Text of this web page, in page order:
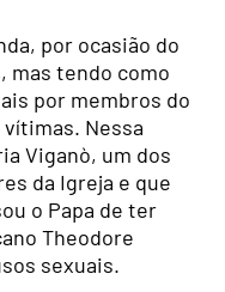
por ocasião do
mas tendo como
por membros do
Nessa
Viganò, um dos
da Igreja e que
o Papa de ter
Theodore
sexuais.